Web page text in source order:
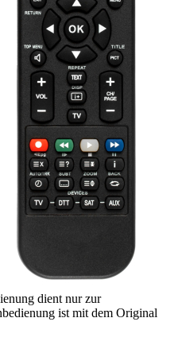
dient nur zur
ist mit dem Original